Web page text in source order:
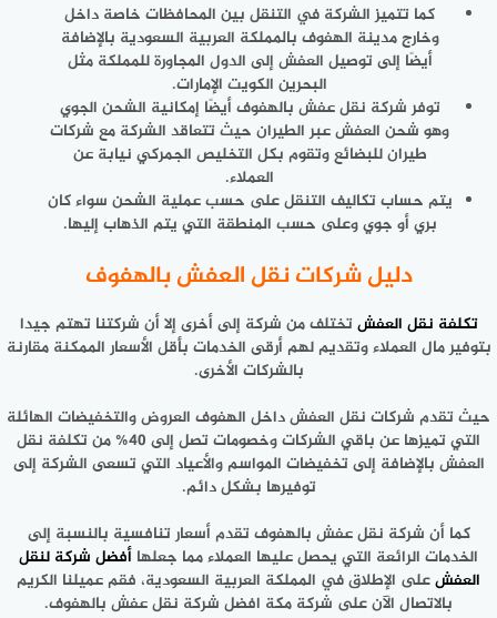
كما تتميز الشركة في التنقل بين المحافظات خاصة داخل
وخارج مدينة الهفوف بالمملكة العربية السعودية بالإضافة
أيضًا إلى توصيل العفش إلى الدول المجاورة للمملكة مثل
البحرين الكويت الإمارات.
توفر شركة نقل عفش بالهفوف أيضًا إمكانية الشحن الجوي
وهو شحن العفش عبر الطيران حيث تتعاقد الشركة مع شركات
طيران للبضائع وتقوم بكل التخليص الجمركي نيابة عن
العملاء.
يتم حساب تكاليف التنقل على حسب عملية الشحن سواء كان
بري أو جوي وعلى حسب المنطقة التي يتم الذهاب إليها.
دليل شركات نقل العفش بالهفوف
تكلفة نقل العفشتختلف من شركة إلى أخرى إلا أن شركتنا تهتم جيدا
بتوفير مال العملاء وتقديم لهم أرقى الخدمات بأقل الأسعار الممكنة مقارنة
بالشركات الأخرى.
حيث تقدم شركات نقل العفش داخل الهفوف العروض والتخفيضات الهائلة
التي تميزها عن باقي الشركات وخصومات تصل إلى 40% من تكلفة نقل
العفش بالإضافة إلى تخفيضات المواسم والأعياد التي تسعى الشركة إلى
توفيرها بشكل دائم.
كما أن شركة نقل عفش بالهفوف تقدم أسعار تنافسية بالنسبة إلى
الخدمات الرائعة التي يحصل عليها العملاء مما جعلها أفضل شركة لنقل
العفشعلى الإطلاق في المملكة العربية السعودية، فقم عميلنا الكريم
بالاتصال الآن على شركة مكة افضل شركة نقل عفش بالهفوف.